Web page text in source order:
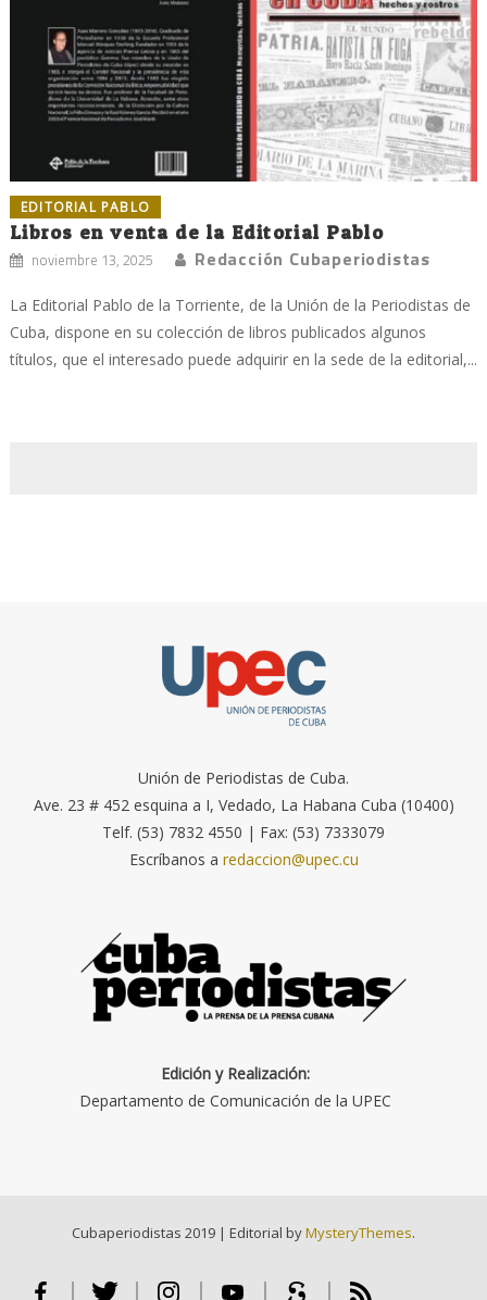
EDITORIAL PABLO
Libros en venta de la Editorial Pablo
noviembre 13, 2025 Redacción Cubaperiodistas
La Editorial Pablo de la Torriente, de la Unión de la Periodistas de
Cuba, dispone en su colección de libros publicados algunos
títulos, que el interesado puede adquirir en la sede de la editorial,...
Unión de Periodistas de Cuba.
Ave. 23 # 452 esquina a I, Vedado, La Habana Cuba (10400)
Telf. (53) 7832 4550 | Fax: (53) 7333079
Escríbanos a redaccion@upec.cu
Edición y Realización:
Departamento de Comunicación de la UPEC
Cubaperiodistas 2019 | Editorial byMysteryThemes.